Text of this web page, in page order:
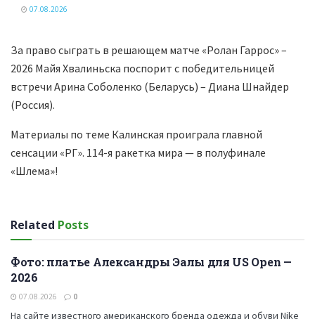
07.08.2026
За право сыграть в решающем матче «Ролан Гаррос» –
2026 Майя Хвалиньска поспорит с победительницей
встречи Арина Соболенко (Беларусь) – Диана Шнайдер
(Россия).
Материалы по теме Калинская проиграла главной
сенсации «РГ». 114-я ракетка мира — в полуфинале
«Шлема»!
Related Posts
ТЕННИС
Фото: платье Александры Эалы для US Open —
2026
07.08.2026 0
На сайте известного американского бренда одежда и обуви Nike